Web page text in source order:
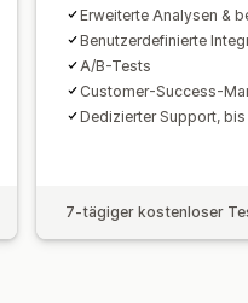
Erweiterte Analysen &
Benutzerdefinierte
A/B-Tests
Customer-Success-
Dedizierter Support,
7-tägiger kostenloser